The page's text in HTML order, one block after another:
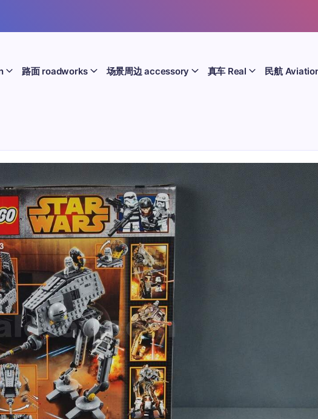
路面 roadworks 场景周边 accessory 真车 Real
民航